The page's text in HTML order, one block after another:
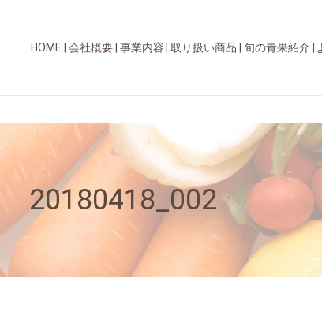
HOME 会社概要 事業内容 取り扱い商品 旬の青果紹介
20180418_002